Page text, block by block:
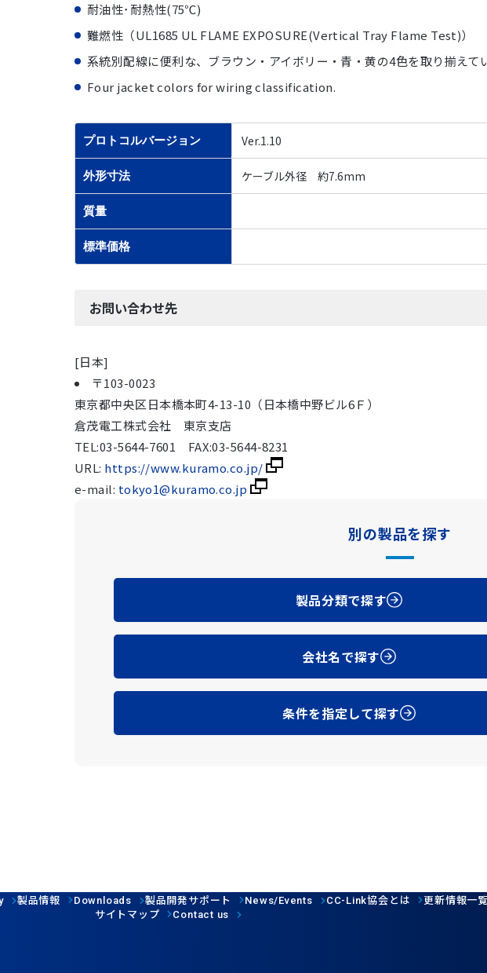
耐油性･耐熱性(75℃)
難燃性（UL1685 UL FLAME EXPOSURE(Vertical Tray Flame Test)）
系統別配線に便利な、ブラウン・アイボリー・青・黄の4色を取り揃えて
Four jacket colors for wiring classification.
プロトコルバージョン Ver.1.10
外形寸法 ケーブル外径 約7.6mm
質量
標準価格
お問い合わせ先
[日本]
〒103-0023
東京都中央区日本橋本町4-13-10（日本橋中野ビル6Ｆ）
倉茂電工株式会社 東京支店
TEL:03-5644-7601 FAX:03-5644-8231
URL: https://www.kuramo.co.jp/
e-mail: tokyo1@kuramo.co.jp
別の製品を探す
製品分類で探す
会社名で探す
条件を指定して探す
製品情報 Downloads 製品開発サポート News/Events CC-Link協会とは
更新情報一
サイトマップ
Contact us